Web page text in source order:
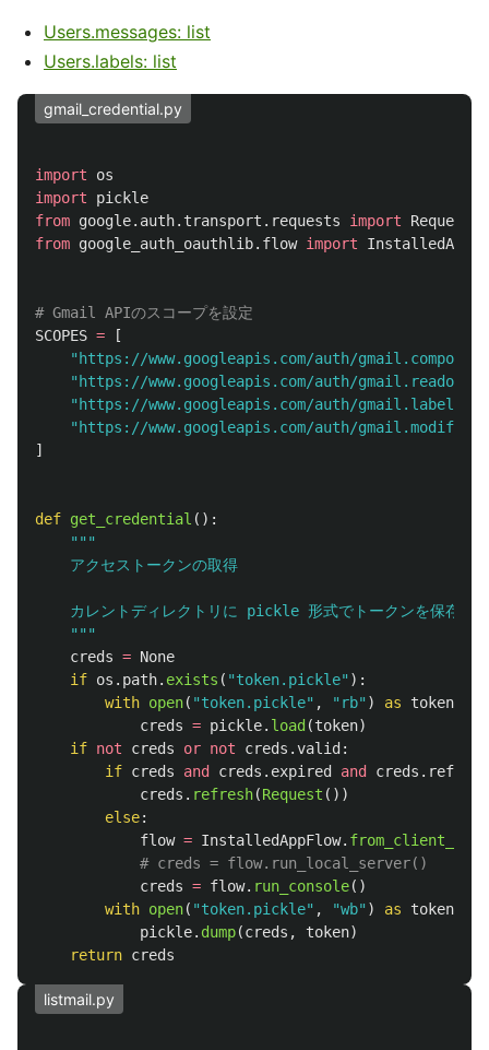
Users.messages: list
Users.labels: list
gmail_credential.py
import
os
import
pickle
from google.auth.transport.requests import
Request
from google_auth_oauthlib.flow import
SCOPES =
[
" https://www.googleapis.com/auth/gmail.compose
" https://www.googleapis.com/auth/gmail.readonly
" https://www.googleapis.com/auth/gmail.labels
" https://www.googleapis.com/auth/gmail.modify
]
def get_credential ():
"""
    アクセストークンの取得
カレントディレクトリに pickle 形式でトークンを保存し
"""
creds = None
if os . path. exists ( "token.pickle" ):
with open( "token.pickle" , " rb" ) as token
creds = pickle. load (token)
if not creds or not creds .valid :
if creds and creds . expired and creds .
creds . refresh(Request ())
else:
flow = InstalledAppFlow.
creds = flow. run_console()
with open( "token.pickle" , "wb" ) as token
pickle. dump(creds , token)
return creds
listmail.py